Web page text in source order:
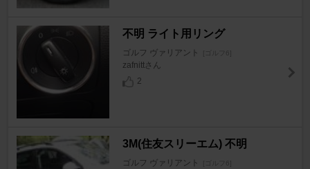
不明 ライト用リング
ゴルフ ヴァリアント
zafnittさん
2
3M(住友スリーエム) 不明
ゴルフ ヴァリアント